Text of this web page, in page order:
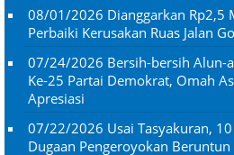
08/01/2026 Dianggarkan Rp2,5
Perbaiki Kerusakan Ruas Jalan
07/24/2026 Bersih-bersih Alun-
Ke-25 Partai Demokrat, Omah
Apresiasi
07/22/2026 Usai Tasyakuran,
Dugaan Pengeroyokan